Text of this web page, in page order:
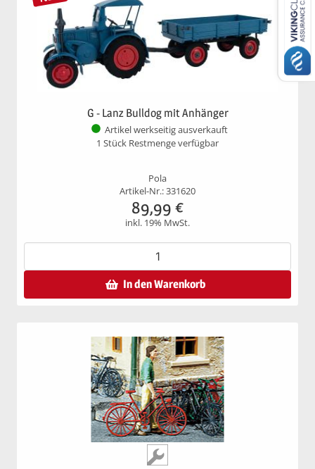
G - Lanz Bulldog mit Anhänger
Artikel werkseitig ausverkauft
1 Stück Restmenge verfügbar
Pola
Artikel-Nr.: 331620
89,99 €
inkl. 19% MwSt.
In den Warenkorb